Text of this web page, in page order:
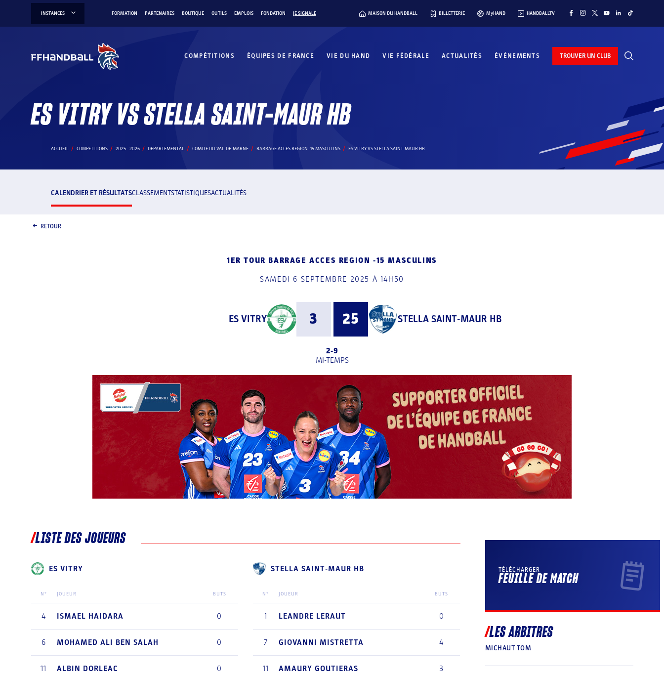
INSTANCES FORMATION PARTENAIRES BOUTIQUE OUTILS EMPLOIS FONDATION JE SIGNALE MAISON DU HANDBALL BILLETTERIE MyHAND HANDBALLTV
COMPÉTITIONS ÉQUIPES DE FRANCE VIE DU HAND VIE FÉDÉRALE ACTUALITÉS ÉVÉNEMENTS TROUVER UN CLUB
ES VITRY VS STELLA SAINT-MAUR HB
ACCUEIL COMPÉTITIONS 2025 - 2026 DEPARTEMENTAL COMITE DU VAL-DE-MARNE BARRAGE ACCES REGION -15 MASCULINS ES VITRY VS STELLA SAINT-MAUR HB
CALENDRIER ET RÉSULTATSCLASSEMENTSTATISTIQUESACTUALITÉS
RETOUR
1ER TOUR BARRAGE ACCES REGION -15 MASCULINS
SAMEDI 6 SEPTEMBRE 2025 À 14H50
ES VITRY 3 25 STELLA SAINT-MAUR HB
2-9
MI-TEMPS
LISTE DES JOUEURS
ES VITRY
N° JOUEUR BUTS
4 ISMAEL HAIDARA 0
6 MOHAMED ALI BEN SALAH 0
11 ALBIN DORLEAC 0
STELLA SAINT-MAUR HB
N° JOUEUR BUTS
1 LEANDRE LERAUT 0
7 GIOVANNI MISTRETTA 4
11 AMAURY GOUTIERAS 3
TÉLÉCHARGER
FEUILLE DE MATCH
LES ARBITRES
MICHAUT TOM